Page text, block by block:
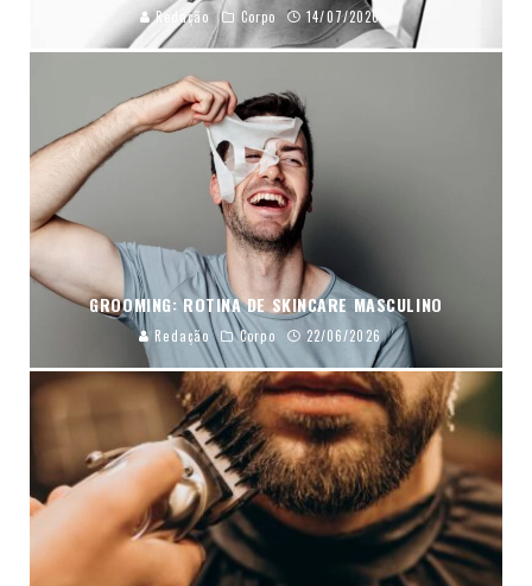
Redação Corpo 14/07/2026
GROOMING: ROTINA DE SKINCARE MASCULINO
Redação Corpo 22/06/2026